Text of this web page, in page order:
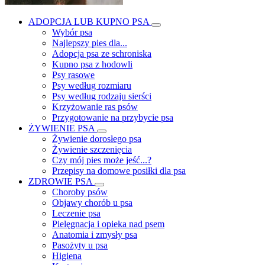
ADOPCJA LUB KUPNO PSA
Wybór psa
Najlepszy pies dla...
Adopcja psa ze schroniska
Kupno psa z hodowli
Psy rasowe
Psy według rozmiaru
Psy według rodzaju sierści
Krzyżowanie ras psów
Przygotowanie na przybycie psa
ŻYWIENIE PSA
Żywienie dorosłego psa
Żywienie szczenięcia
Czy mój pies może jeść...?
Przepisy na domowe posiłki dla psa
ZDROWIE PSA
Choroby psów
Objawy chorób u psa
Leczenie psa
Pielęgnacja i opieka nad psem
Anatomia i zmysły psa
Pasożyty u psa
Higiena